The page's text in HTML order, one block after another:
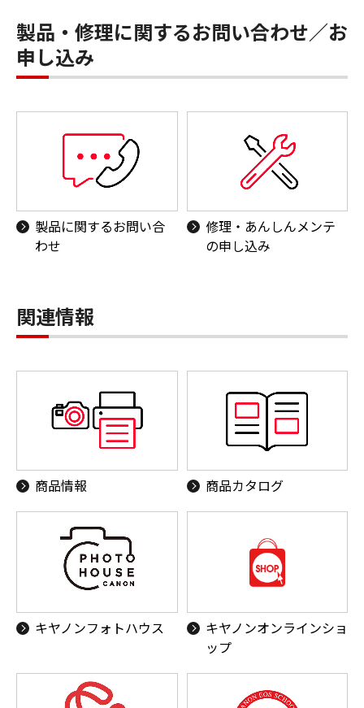
製品・修理に関するお問い合わせ／お
申し込み
製品に関するお問い合
わせ
修理・あんしんメンテ
の申し込み
関連情報
商品情報 商品カタログ
キヤノンフォトハウス
キヤノンオンラインショ
ップ